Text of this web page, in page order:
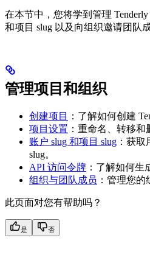
在本节中，您将学到管理
和项目 slug 以及向组织邀请团队
管理项目和组织
创建项目
：了解如何创建
项目设置 ：重命名、转移和
账户 slug 和项目 slug ：获
slug。
API 访问令牌 ：了解如何生
组织与团队成员 ：管理您的
此页面对您有帮助吗？
是 否